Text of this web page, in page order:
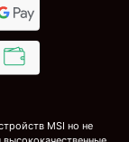
MSI но не